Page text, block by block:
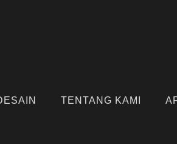
TENTANG KAMI